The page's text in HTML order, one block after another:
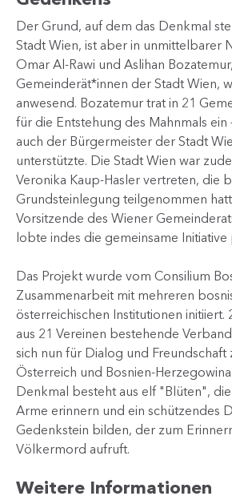
Der Grund, auf dem das Denkmal
Stadt Wien, ist aber in unmittelbarer
Omar Al-Rawi und Aslihan Bozatemur,
Gemeinderät*innen der Stadt Wien,
anwesend. Bozatemur trat in 21
für die Entstehung des Mahnmals ein
auch der Bürgermeister der Stadt
unterstützte. Die Stadt Wien war
Veronika Kaup-Hasler vertreten, die
Grundsteinlegung teilgenommen
Vorsitzende des Wiener
lobte indes die gemeinsame
Das Projekt wurde vom Consilium
Zusammenarbeit mit mehreren
österreichischen Institutionen initiiert.
aus 21 Vereinen bestehende
sich nun für Dialog und Freundschaft
Österreich und Bosnien-
Denkmal besteht aus elf "Blüten",
Arme erinnern und ein schützendes
Gedenkstein bilden, der zum
Völkermord aufruft.
Weitere Informationen